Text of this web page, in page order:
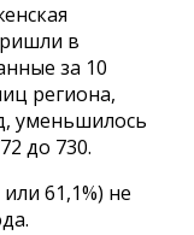
в
за 10
региона,
уменьшилось
до 730.
61,1%) не